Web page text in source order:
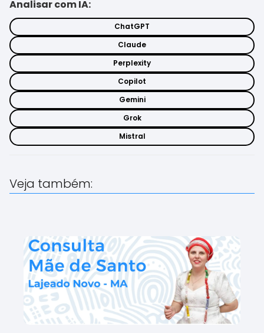
Analisar com IA:
ChatGPT
Claude
Perplexity
Copilot
Gemini
Grok
Mistral
Veja também: